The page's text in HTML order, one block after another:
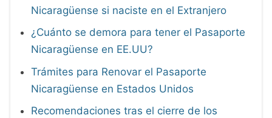
Nicaragüense si naciste en el Extranjero
¿Cuánto se demora para tener el Pasaporte
Nicaragüense en EE.UU?
Trámites para Renovar el Pasaporte
Nicaragüense en Estados Unidos
Recomendaciones tras el cierre de los